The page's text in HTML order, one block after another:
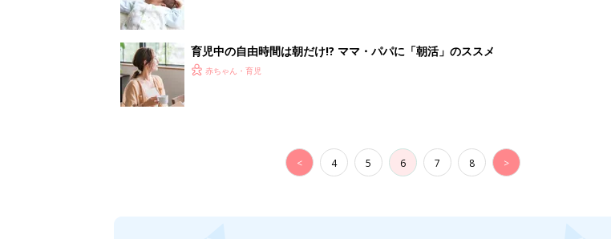
育児中の自由時間は朝だけ!? ママ・パパに「朝活」のススメ
赤ちゃん・育児
< 4 5 6 7 8 >